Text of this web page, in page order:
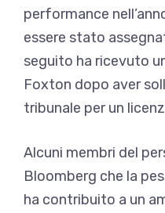
performance
essere stato
seguito ha ricevuto
Foxton dopo aver
tribunale per un
Alcuni membri del
Bloomberg che la
ha contribuito a un